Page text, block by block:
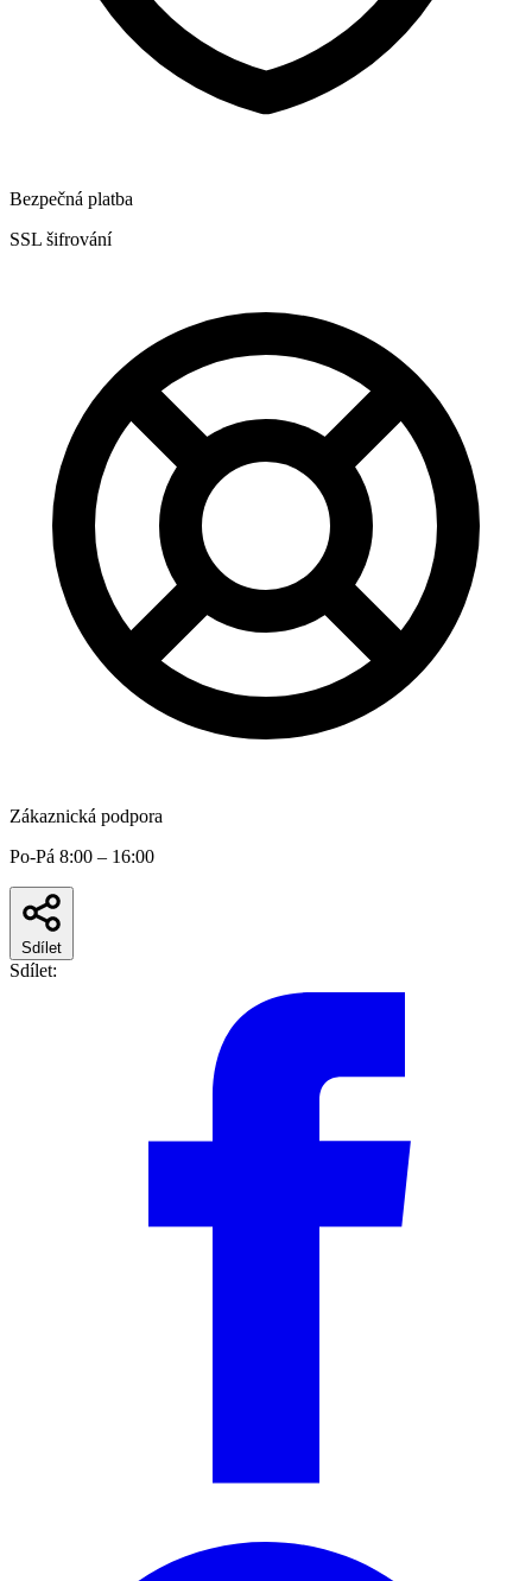
Bezpečná platba
SSL šifrování
Zákaznická podpora
Po-Pá 8:00 – 16:00
Sdílet
Sdílet: